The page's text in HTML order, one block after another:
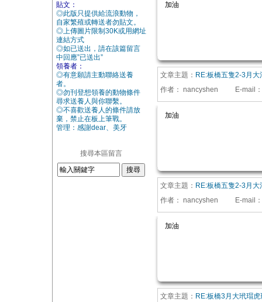
貼文：
◎此版只提供給流浪動物，
自家繁殖或轉送者勿貼文。
◎上傳圖片限制30K或用網址
連結方式
◎如已送出，請在該篇留言
中回應”已送出”
領養者：
◎有意願請主動聯絡送養
者。
◎勿刊登想領養的動物條件
尋求送養人與你聯繫。
◎不喜歡送養人的條件請放
棄，禁止在板上筆戰。
管理：感謝dear、美牙
搜尋本區留言
加油
文章主題： RE:板橋五隻2-3月
作者： nancyshen E-mail ：
加油
文章主題： RE:板橋五隻2-3月
作者： nancyshen E-mail ：
加油
文章主題： RE:板橋3月大玳瑁